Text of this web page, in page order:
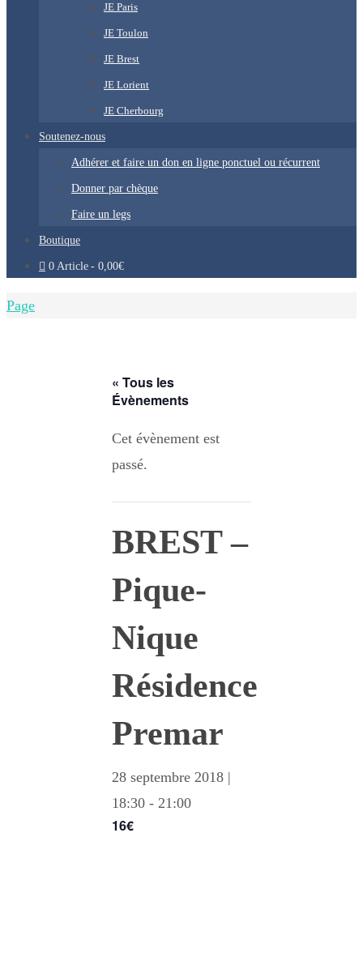
JE Paris
JE Toulon
JE Brest
JE Lorient
JE Cherbourg
Soutenez-nous
Adhérer et faire un don en ligne ponctuel ou récurrent
Donner par chèque
Faire un legs
Boutique
0 Article 0,00€
Home
Page
« Tous les
Évènements
Cet évènement est
passé.
BREST –
Pique-
Nique
Résidence
Premar
28 septembre 2018 |
18:30 - 21:00
16€